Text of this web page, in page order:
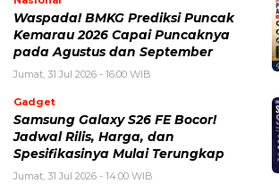
Waspada! BMKG Prediksi Puncak
Kemarau 2026 Capai Puncaknya
pada Agustus dan September
Jumat, 31 Jul 2026 - 16:00 WIB
Gadget
Samsung Galaxy S26 FE Bocor!
Jadwal Rilis, Harga, dan
Spesifikasinya Mulai Terungkap
Jumat, 31 Jul 2026 - 14:00 WIB